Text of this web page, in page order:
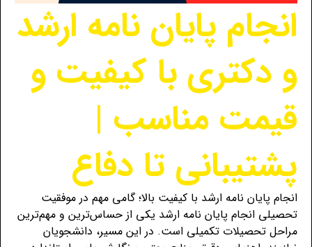
انجام پایان نامه ارشد
و دکتری با کیفیت و
قیمت مناسب |
پشتیبانی تا دفاع
انجام پایان نامه ارشد با کیفیت بالا؛ گامی مهم در موفقیت
تحصیلی انجام پایان نامه ارشد یکی از حساس‌ترین و مهم‌ترین
مراحل تحصیلات تکمیلی است. در این مسیر، دانشجویان